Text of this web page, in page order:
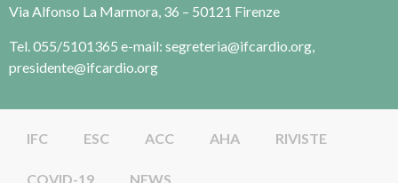
Via Alfonso La Marmora, 36 – 50121 Firenze
Tel. 055/5101365 e-mail: segreteria@ifcardio.org,
presidente@ifcardio.org
IFC ESC ACC AHA RIVISTE
COVID-19 NEWS